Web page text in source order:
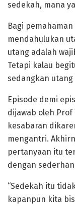
sedekah, mana
Bagi
mendahulukan
utang adalah
Tetapi kalau
sedangkan
Episode demi
dijawab oleh Prof
kesabaran
mengantri.
pertanyaan itu
dengan
“Sedekah itu
kapanpun kita